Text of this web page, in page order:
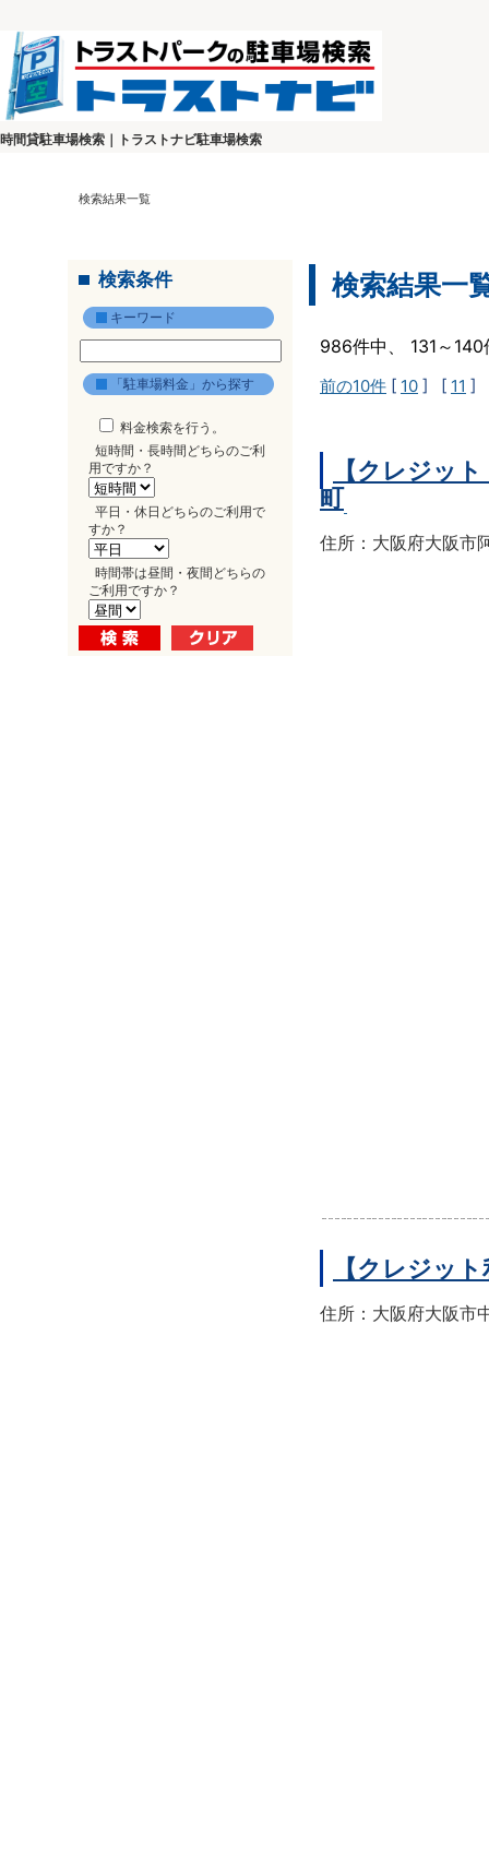
時間貸駐車場検索｜トラストナビ駐車場検索
検索結果一覧
検索条件
キーワード
「駐車場料金」から探す
料金検索を行う。
短時間・長時間どちらのご利
用ですか？
平日・休日どちらのご利用で
すか？
時間帯は昼間・夜間どちらの
ご利用ですか？
検索結果一
986件中、 131～
前の10件 [ 10 ] [ 11 ]
【クレジッ
町
住所：大阪府大阪市
【クレジッ
住所：大阪府大阪市